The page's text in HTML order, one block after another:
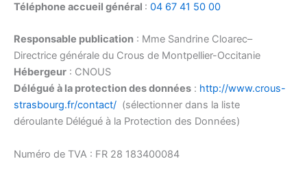
Téléphone accueil général : 04 67 41 50 00
Responsable publication : Mme Sandrine Cloarec–
Directrice générale du Crous de Montpellier-Occitanie
Hébergeur : CNOUS
Délégué à la protection des données : http://www.crous-
strasbourg.fr/contact/ (sélectionner dans la liste
déroulante Délégué à la Protection des Données)
Numéro de TVA : FR 28 183400084